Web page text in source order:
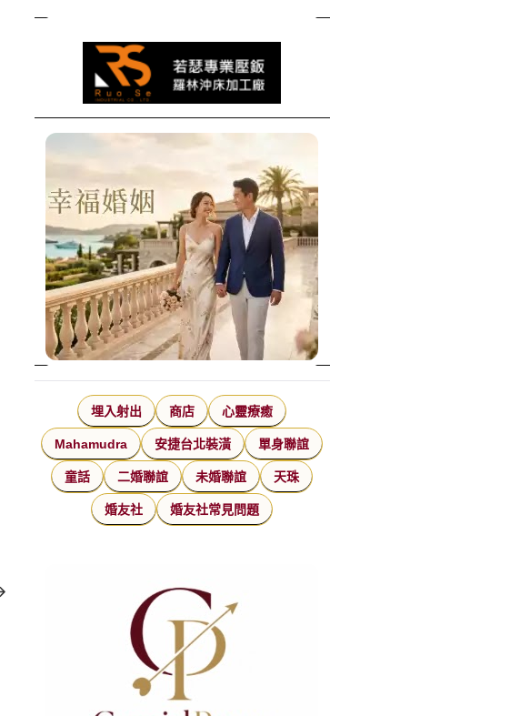
埋入射出 商店 心靈療癒
Mahamudra 安捷台北裝潢 單身聯誼
童話 二婚聯誼 未婚聯誼 天珠
婚友社 婚友社常見問題